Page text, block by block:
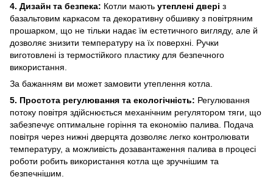
4. Дизайн та безпека: Котли мають утеплені двері з
базальтовим каркасом та декоративну обшивку з повітряним
прошарком, що не тільки надає їм естетичного вигляду, але й
дозволяє знизити температуру на їх поверхні. Ручки
виготовлені із термостійкого пластику для безпечного
використання.
За бажанням ви может замовити утеплення котла.
5. Простота регулювання та екологічність: Регулювання
потоку повітря здійснюється механічним регулятором тяги, що
забезпечує оптимальне горіння та економію палива. Подача
повітря через нижні дверцята дозволяє легко контролювати
температуру, а можливість дозавантаження палива в процесі
роботи робить використання котла ще зручнішим та
безпечнішим.